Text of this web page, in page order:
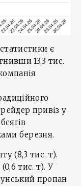
є
13,3 тис.
привіз у
березня.
(8,3 тис. т).
тис. т). У
пропан